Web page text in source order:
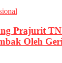
Prajurit
Oleh